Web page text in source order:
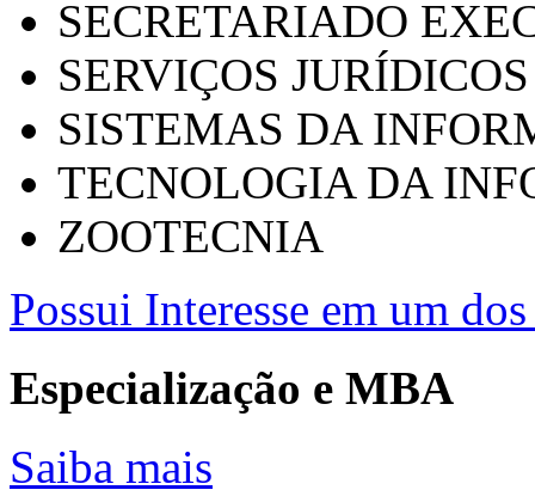
SECRETARIADO
SERVIÇOS
SISTEMAS DA
TECNOLOGIA DA
ZOOTECNIA
Possui Interesse em um
Especialização e MBA
Saiba mais